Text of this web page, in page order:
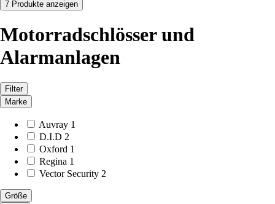
7 Produkte anzeigen
Motorradschlösser und
Alarmanlagen
Filter
Marke
Auvray 1
D.I.D 2
Oxford 1
Regina 1
Vector Security 2
Größe